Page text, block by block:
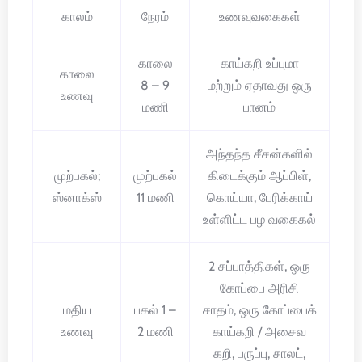
காலம் நேரம் உணவுவகைகள்
காலை
உணவு
காலை
8 – 9
மணி
காய்கறி உப்புமா
மற்றும் ஏதாவது ஒரு
பானம்
முற்பகல்;
ஸ்னாக்ஸ்
முற்பகல்
11 மணி
அந்தந்த சீசன்களில்
கிடைக்கும் ஆப்பிள்,
கொய்யா, பேரிக்காய்
உள்ளிட்ட பழ வகைகல்
மதிய
உணவு
பகல் 1 –
2 மணி
2 சப்பாத்திகள், ஒரு
கோப்பை அரிசி
சாதம், ஒரு கோப்பைக்
காய்கறி / அசைவ
கறி, பருப்பு, சாலட்,